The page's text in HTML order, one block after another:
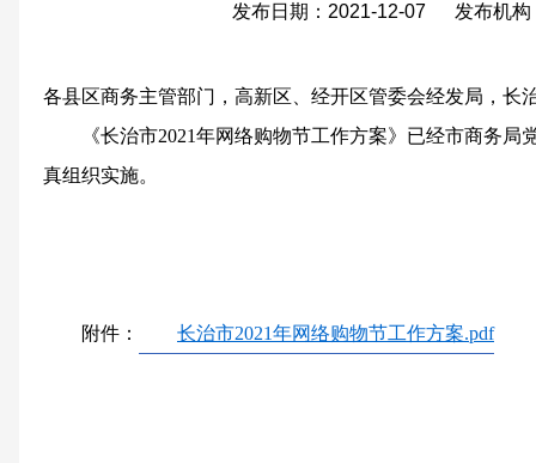
发布日期：2021-12-07 发布机构
各县区商务主管部门，高新区、经开区管委会经发局，长
《长治市2021年网络购物节工作方案》已经市商务
真组织实施。
附件： 长治市2021年网络购物节工作方案.pdf